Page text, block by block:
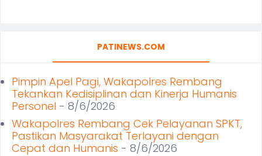
PATINEWS.COM
Pimpin Apel Pagi, Wakapolres Rembang
Tekankan Kedisiplinan dan Kinerja Humanis
Personel - 8/6/2026
Wakapolres Rembang Cek Pelayanan SPKT,
Pastikan Masyarakat Terlayani dengan
Cepat dan Humanis - 8/6/2026